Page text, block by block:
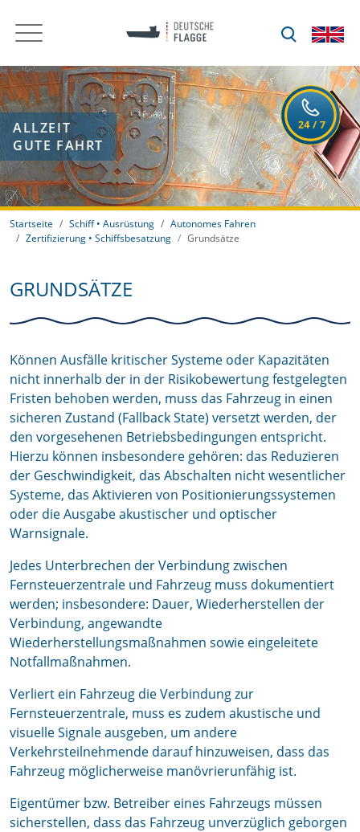
ALLZEIT
GUTE FAHRT
Startseite Schiff • Ausrüstung
Autonomes Fahren
Zertifizierung • Schiffsbesatzung
Grundsätze
GRUNDSÄTZE
Können Ausfälle kritischer Systeme oder Kapazitäten
nicht innerhalb der in der Risikobewertung festgelegten
Fristen behoben werden, muss das Fahrzeug in einen
sicheren Zustand (Fallback State) versetzt werden, der
den vorgesehenen Betriebsbedingungen entspricht.
Hierzu können insbesondere gehören: das Reduzieren
der Geschwindigkeit, das Abschalten nicht wesentlicher
Systeme, das Aktivieren von Positionierungssystemen
oder die Ausgabe akustischer und optischer
Warnsignale.
Jedes Unterbrechen der Verbindung zwischen
Fernsteuerzentrale und Fahrzeug muss dokumentiert
werden; insbesondere: Dauer, Wiederherstellen der
Verbindung, angewandte
Wiederherstellungsmaßnahmen sowie eingeleitete
Notfallmaßnahmen.
Verliert ein Fahrzeug die Verbindung zur
Fernsteuerzentrale, muss es zudem akustische und
visuelle Signale ausgeben, um andere
Verkehrsteilnehmende darauf hinzuweisen, dass das
Fahrzeug möglicherweise manövrierunfähig ist.
Eigentümer bzw. Betreiber eines Fahrzeugs müssen
sicherstellen, dass das Fahrzeug unverzüglich geborgen